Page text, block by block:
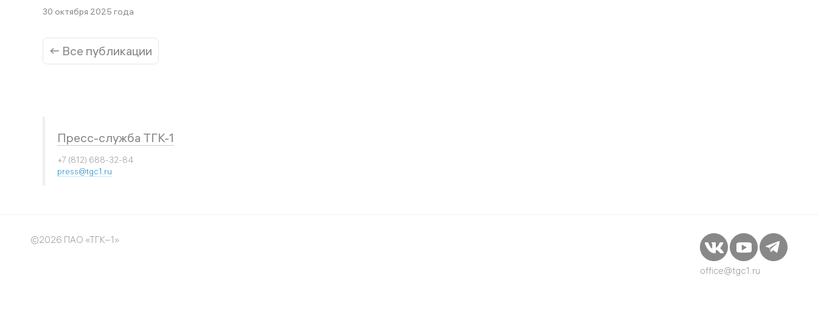
30 октября 2025 года
← Все публикации
Пресс-служба ТГК-1
+7 (812) 688-32-84
press@tgc1.ru
©2026 ПАО «ТГК–1»
office@tgc1.ru